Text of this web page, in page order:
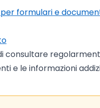
formulari e
consultare
e le informazioni